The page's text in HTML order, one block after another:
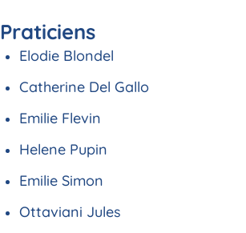
Praticiens
Elodie Blondel
Catherine Del Gallo
Emilie Flevin
Helene Pupin
Emilie Simon
Ottaviani Jules